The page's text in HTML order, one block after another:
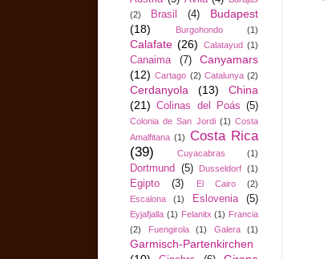
(2)
Brasil (4)
Budapest
(18)
Burgohondo (1)
Calafate (26) Calatayud (1)
Canaima (7)
Canyamars
(12) Cartago (2) Catalunya (2)
Cerdanyola (13)
China
(21) Colinas del Poás (5)
Colonia de San Jordi (1) Costa
Amalfitana (1) Costa Rica
(39)
Cuyacabras (1)
Dortmund (5) Dusseldorf (1)
Egipto (3) El Cairo
(2)
Escalona
(1) Eslovenia (5)
Eyjafjalla (1) Felanitx (1) Francia
(2)
Fuengirola (1) Galera (1)
Garmisch-Partenkirchen